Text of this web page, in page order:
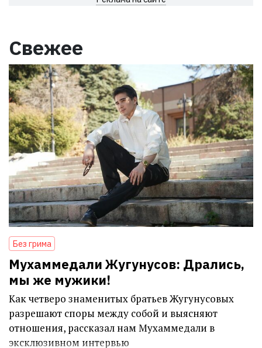
Свежее
Без грима
Мухаммедали Жугунусов: Дрались,
мы же мужики!
Как четверо знаменитых братьев Жугунусовых
разрешают споры между собой и выясняют
отношения, рассказал нам Мухаммедали в
эксклюзивном интервью